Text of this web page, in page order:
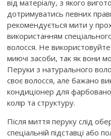
від матеріалу, з якого
дотримуватись певних
рекомендується мити у
використанням
волосся. Не
миючі засоби, так як вони
Перуки з натурального
своє волосся, але бажано
кондиціонер для
колір та структуру.
Після миття перуку слід
спеціальній підставці або